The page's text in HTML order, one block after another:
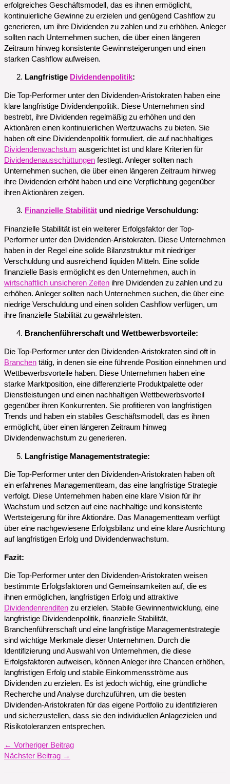
erfolgreiches Geschäftsmodell, das es ihnen ermöglicht,
kontinuierliche Gewinne zu erzielen und genügend Cashflow zu
generieren, um ihre Dividenden zu zahlen und zu erhöhen. Anleger
sollten nach Unternehmen suchen, die über einen längeren
Zeitraum hinweg konsistente Gewinnsteigerungen und einen
starken Cashflow aufweisen.
Langfristige Dividendenpolitik:
Die Top-Performer unter den Dividenden-Aristokraten haben eine
klare langfristige Dividendenpolitik. Diese Unternehmen sind
bestrebt, ihre Dividenden regelmäßig zu erhöhen und den
Aktionären einen kontinuierlichen Wertzuwachs zu bieten. Sie
haben oft eine Dividendenpolitik formuliert, die auf nachhaltiges
Dividendenwachstum ausgerichtet ist und klare Kriterien für
Dividendenausschüttungen festlegt. Anleger sollten nach
Unternehmen suchen, die über einen längeren Zeitraum hinweg
ihre Dividenden erhöht haben und eine Verpflichtung gegenüber
ihren Aktionären zeigen.
Finanzielle Stabilität und niedrige Verschuldung:
Finanzielle Stabilität ist ein weiterer Erfolgsfaktor der Top-
Performer unter den Dividenden-Aristokraten. Diese Unternehmen
haben in der Regel eine solide Bilanzstruktur mit niedriger
Verschuldung und ausreichend liquiden Mitteln. Eine solide
finanzielle Basis ermöglicht es den Unternehmen, auch in
wirtschaftlich unsicheren Zeiten ihre Dividenden zu zahlen und zu
erhöhen. Anleger sollten nach Unternehmen suchen, die über eine
niedrige Verschuldung und einen soliden Cashflow verfügen, um
ihre finanzielle Stabilität zu gewährleisten.
Branchenführerschaft und Wettbewerbsvorteile:
Die Top-Performer unter den Dividenden-Aristokraten sind oft in
Branchen tätig, in denen sie eine führende Position einnehmen und
Wettbewerbsvorteile haben. Diese Unternehmen haben eine
starke Marktposition, eine differenzierte Produktpalette oder
Dienstleistungen und einen nachhaltigen Wettbewerbsvorteil
gegenüber ihren Konkurrenten. Sie profitieren von langfristigen
Trends und haben ein stabiles Geschäftsmodell, das es ihnen
ermöglicht, über einen längeren Zeitraum hinweg
Dividendenwachstum zu generieren.
Langfristige Managementstrategie:
Die Top-Performer unter den Dividenden-Aristokraten haben oft
ein erfahrenes Managementteam, das eine langfristige Strategie
verfolgt. Diese Unternehmen haben eine klare Vision für ihr
Wachstum und setzen auf eine nachhaltige und konsistente
Wertsteigerung für ihre Aktionäre. Das Managementteam verfügt
über eine nachgewiesene Erfolgsbilanz und eine klare Ausrichtung
auf langfristigen Erfolg und Dividendenwachstum.
Fazit:
Die Top-Performer unter den Dividenden-Aristokraten weisen
bestimmte Erfolgsfaktoren und Gemeinsamkeiten auf, die es
ihnen ermöglichen, langfristigen Erfolg und attraktive
Dividendenrenditen zu erzielen. Stabile Gewinnentwicklung, eine
langfristige Dividendenpolitik, finanzielle Stabilität,
Branchenführerschaft und eine langfristige Managementstrategie
sind wichtige Merkmale dieser Unternehmen. Durch die
Identifizierung und Auswahl von Unternehmen, die diese
Erfolgsfaktoren aufweisen, können Anleger ihre Chancen erhöhen,
langfristigen Erfolg und stabile Einkommensströme aus
Dividenden zu erzielen. Es ist jedoch wichtig, eine gründliche
Recherche und Analyse durchzuführen, um die besten
Dividenden-Aristokraten für das eigene Portfolio zu identifizieren
und sicherzustellen, dass sie den individuellen Anlagezielen und
Risikotoleranzen entsprechen.
← Vorheriger Beitrag
Nächster Beitrag →